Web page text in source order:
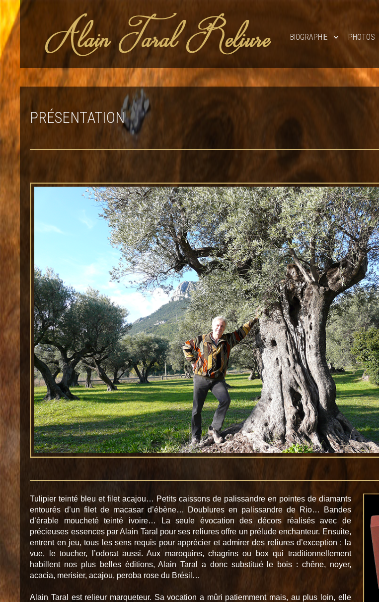
BIOGRAPHIE
PHOTOS
PRÉSENTATION
Tulipier teinté bleu et filet acajou… Petits caissons de palissandre en pointes de diamants
entourés d’un filet de macasar d’ébène… Doublures en palissandre de Rio… Bandes
d’érable moucheté teinté ivoire… La seule évocation des décors réalisés avec de
précieuses essences par Alain Taral pour ses reliures offre un prélude enchanteur. Ensuite,
entrent en jeu, tous les sens requis pour apprécier et admirer des reliures d’exception : la
vue, le toucher, l’odorat aussi. Aux maroquins, chagrins ou box qui traditionnellement
habillent nos plus belles éditions, Alain Taral a donc substitué le bois : chêne, noyer,
acacia, merisier, acajou, peroba rose du Brésil…
Alain Taral est relieur marqueteur. Sa vocation a mûri patiemment mais, au plus loin, elle